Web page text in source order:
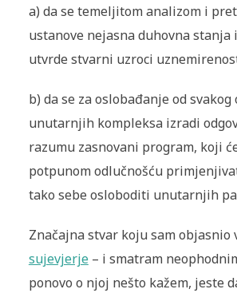
a) da se temeljitom analizom i
ustanove nejasna duhovna stanja
utvrde stvarni uzroci
b) da se za oslobađanje od svakog
unutarnjih kompleksa izradi
razumu zasnovani program, koji
potpunom odlučnošću
tako sebe osloboditi unutarnjih
Značajna stvar koju sam objasnio
sujevjerje– i smatram
ponovo o njoj nešto kažem, jeste